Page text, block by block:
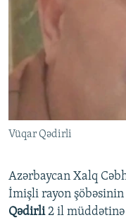
Vüqar Qədirli
Azərbaycan Xalq
İmişli rayon
Qədirli2 il